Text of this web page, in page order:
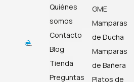
Quiénes
somos
Contacto
Blog
Tienda
Preguntas
GME
Mamparas
de Ducha
Mamparas
de Bañera
Platos de